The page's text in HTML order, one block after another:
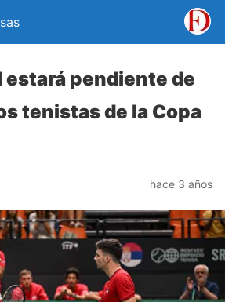
estará pendiente de
tenistas de la Copa
hace 3 años